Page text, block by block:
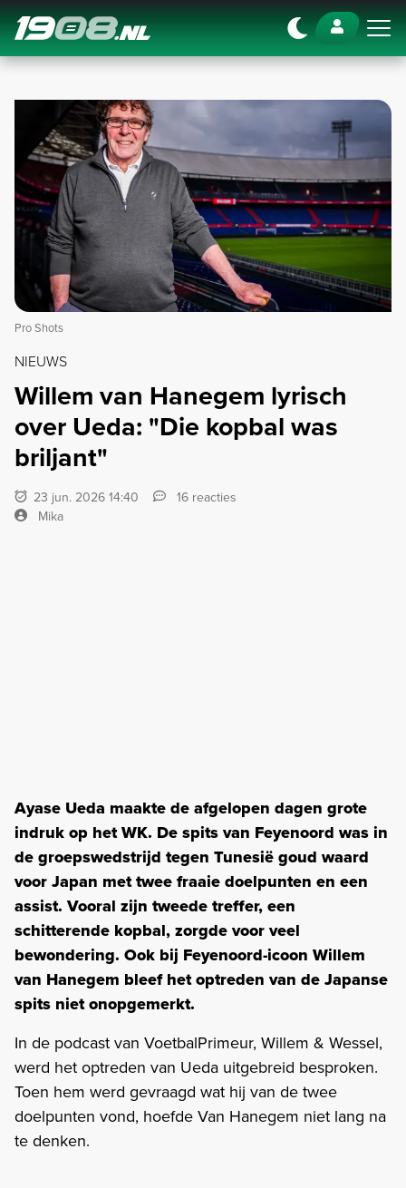
Navigation
Pro Shots
NIEUWS
Willem van Hanegem lyrisch
over Ueda: "Die kopbal was
briljant"
23 jun. 2026 14:40
16 reacties
Mika
Ayase Ueda maakte de afgelopen dagen grote
indruk op het WK. De spits van Feyenoord was in
de groepswedstrijd tegen Tunesië goud waard
voor Japan met twee fraaie doelpunten en een
assist. Vooral zijn tweede treffer, een
schitterende kopbal, zorgde voor veel
bewondering. Ook bij Feyenoord-icoon Willem
van Hanegem bleef het optreden van de Japanse
spits niet onopgemerkt.
In de podcast van VoetbalPrimeur, Willem & Wessel,
werd het optreden van Ueda uitgebreid besproken.
Toen hem werd gevraagd wat hij van de twee
doelpunten vond, hoefde Van Hanegem niet lang na
te denken.